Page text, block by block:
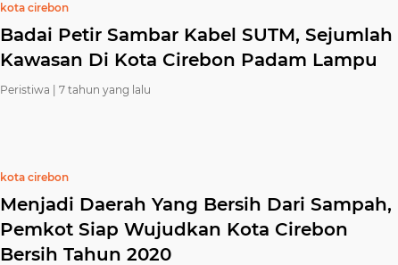
kota cirebon
Badai Petir Sambar Kabel SUTM, Sejumlah
Kawasan Di Kota Cirebon Padam Lampu
Peristiwa | 7 tahun yang lalu
kota cirebon
Menjadi Daerah Yang Bersih Dari Sampah,
Pemkot Siap Wujudkan Kota Cirebon
Bersih Tahun 2020